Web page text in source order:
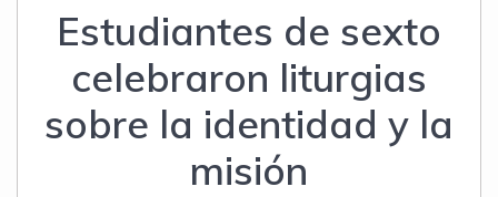
Estudiantes de sexto
celebraron liturgias
sobre la identidad y la
misión